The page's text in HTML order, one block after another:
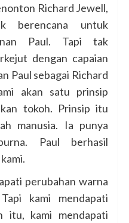
Richard Jewell,
berencana untuk
Paul. Tapi tak
dengan capaian
Paul sebagai Richard
akan satu prinsip
tokoh. Prinsip itu
manusia. Ia punya
Paul berhasil
perubahan warna
kami mendapati
itu, kami mendapati